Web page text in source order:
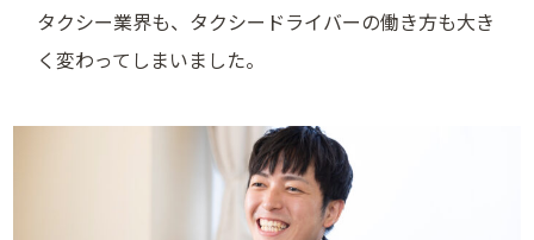
タクシー業界も、タクシードライバーの働き方も大き
く変わってしまいました。